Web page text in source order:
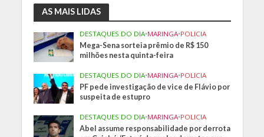
AS MAIS LIDAS
DESTAQUES DO DIA•MARINGA•POLICIA
Mega-Sena sorteia prêmio de R$ 150
milhões nesta quinta-feira
DESTAQUES DO DIA•MARINGA•POLICIA
PF pede investigação de vice de Flávio por
suspeita de estupro
DESTAQUES DO DIA•MARINGA•POLICIA
Abel assume responsabilidade por derrota